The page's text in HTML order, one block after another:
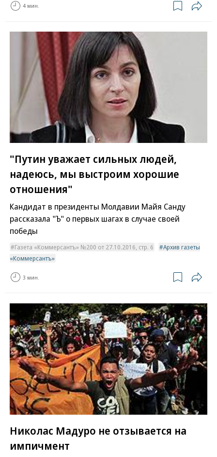
4 мин.
"Путин уважает сильных людей,
надеюсь, мы выстроим хорошие
отношения"
Кандидат в президенты Молдавии Майя Санду
рассказала "Ъ" о первых шагах в случае своей
победы
Газета «Коммерсантъ» №200 от 27.10.2016, стр. 6
Архив газеты
«Коммерсантъ»
3 мин.
Николас Мадуро не отзывается на
импичмент